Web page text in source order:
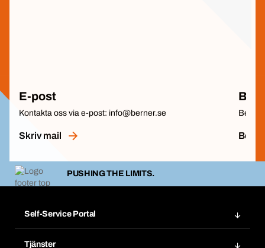
E-post
Kontakta oss via e-post: info@berner.se
Skriv mail
Besök
Be
PUSHING THE LIMITS.
Self-Service Portal
Tjänster